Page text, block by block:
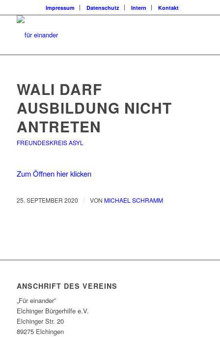
Impressum Datenschutz Intern Kontakt
WALI DARF
AUSBILDUNG NICHT
ANTRETEN
FREUNDESKREIS ASYL
Zum Öffnen hier klicken
25. SEPTEMBER 2020 / VON MICHAEL SCHRAMM
ANSCHRIFT DES VEREINS
„Für einander”
Elchinger Bürgerhilfe e.V.
Elchinger Str. 20
89275 Elchingen